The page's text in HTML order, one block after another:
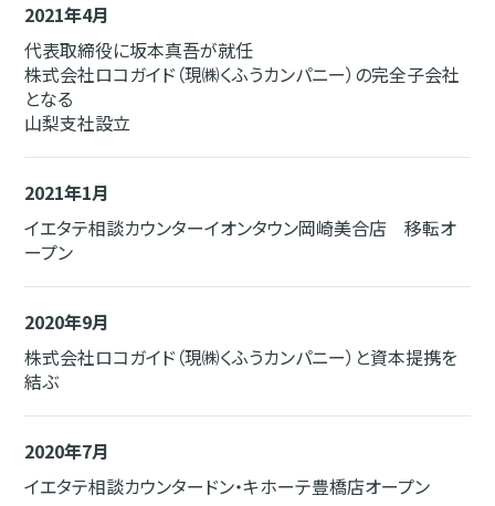
2021年4月
代表取締役に坂本真吾が就任
株式会社ロコガイド（現㈱くふうカンパニー）の完全子会社
となる
山梨支社設立
2021年1月
イエタテ相談カウンターイオンタウン岡崎美合店 移転オ
ープン
2020年9月
株式会社ロコガイド（現㈱くふうカンパニー）と資本提携を
結ぶ
2020年7月
イエタテ相談カウンタードン・キホーテ豊橋店オープン